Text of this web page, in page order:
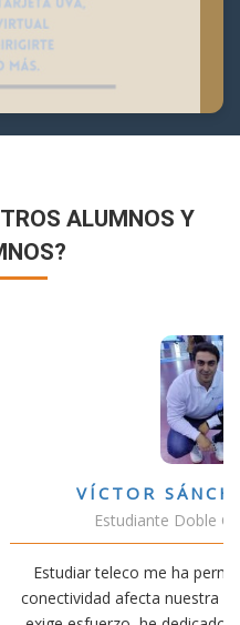
ALUMNOS Y
VALENCIA
Teleco-ADE
comprender cómo la
diaria. Aunque la carrera